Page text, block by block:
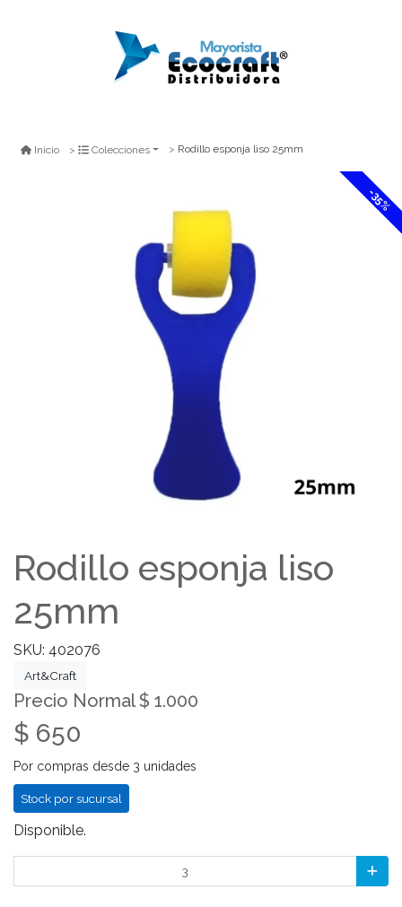
Inicio Colecciones Rodillo esponja liso 25mm
-35%
Rodillo esponja liso
25mm
SKU: 402076
Art&Craft
Precio Normal $ 1.000
$ 650
Por compras desde 3 unidades
Stock por sucursal
Disponible.